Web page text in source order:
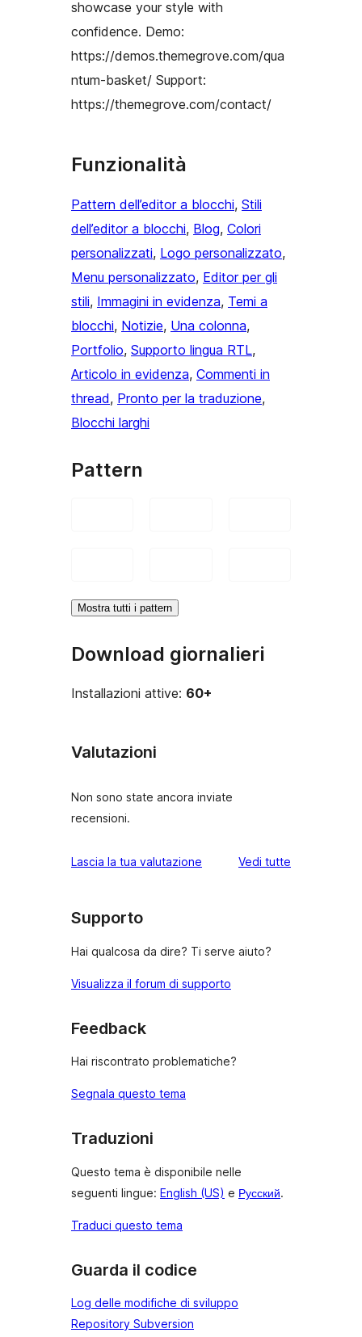
showcase your style with
confidence. Demo:
https://demos.themegrove.com/qua
ntum-basket/ Support:
https://themegrove.com/contact/
Funzionalità
Pattern dell’editor a blocchi, Stili
dell’editor a blocchi, Blog, Colori
personalizzati, Logo personalizzato
Menu personalizzato, Editor per gli
stili, Immagini in evidenza, Temi a
blocchi, Notizie, Una colonna
Portfolio, Supporto lingua RTL
Articolo in evidenza, Commenti in
thread, Pronto per la traduzione
Blocchi larghi
Pattern
Mostra tutti i pattern
Download giornalieri
Installazioni attive: 60+
Valutazioni
Non sono state ancora inviate
recensioni.
Lascia la tua valutazione Vedi tutte
Supporto
Hai qualcosa da dire? Ti serve aiuto?
Visualizza il forum di supporto
Feedback
Hai riscontrato problematiche?
Segnala questo tema
Traduzioni
Questo tema è disponibile nelle
seguenti lingue: English (US) e Русский.
Traduci questo tema
Guarda il codice
Log delle modifiche di sviluppo
Repository Subversion